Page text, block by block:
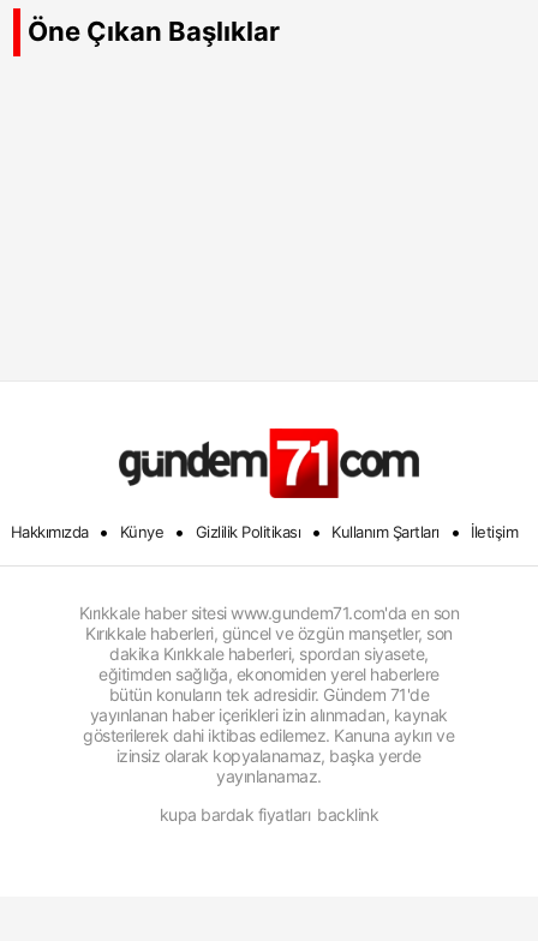
Öne Çıkan Başlıklar
Hakkımızda • Künye • Gizlilik Politikası • Kullanım Şartları • İletişim
Kırıkkale haber sitesi www.gundem71.com'da en son
Kırıkkale haberleri, güncel ve özgün manşetler, son
dakika Kırıkkale haberleri, spordan siyasete,
eğitimden sağlığa, ekonomiden yerel haberlere
bütün konuların tek adresidir. Gündem 71'de
yayınlanan haber içerikleri izin alınmadan, kaynak
gösterilerek dahi iktibas edilemez. Kanuna aykırı ve
izinsiz olarak kopyalanamaz, başka yerde
yayınlanamaz.
kupa bardak fiyatları backlink